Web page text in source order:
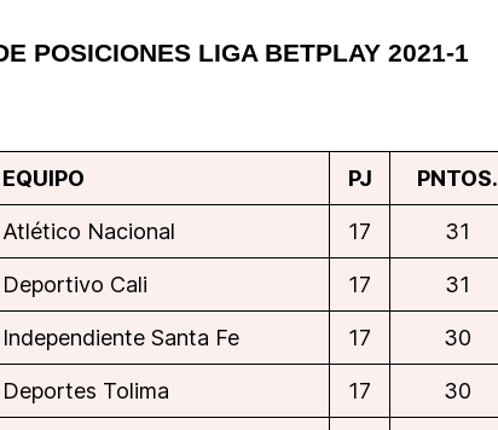
POSICIONES LIGA BETPLAY 2021-1
EQUIPO PJ PNTOS.
Atlético Nacional 17 31
Deportivo Cali 17 31
Independiente Santa Fe 17 30
Deportes Tolima 17 30